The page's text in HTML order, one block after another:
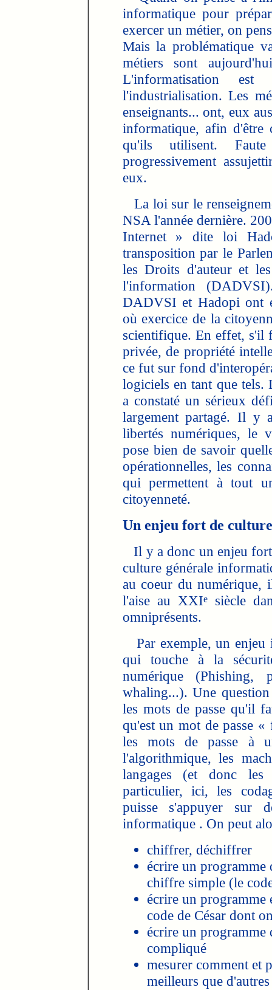
informatique pour
exercer un métier, on
Mais la problématique
métiers sont
L'informatisation
l'industrialisation. Les
enseignants... ont, eux
informatique, afin d'être
qu'ils utilisent.
progressivement
eux.
La loi sur le
NSA l'année dernière.
Internet » dite loi
transposition par le
les Droits d'auteur et
l'information
DADVSI et Hadopi ont
où exercice de la
scientifique. En effet, s'il
privée, de propriété
ce fut sur fond
logiciels en tant que tels.
a constaté un sérieux
largement partagé. Il y
libertés numériques, le
pose bien de savoir
opérationnelles, les
qui permettent à tout
citoyenneté.
Un enjeu fort de
Il y a donc un enjeu
culture générale
au coeur du numérique,
l'aise au XXIesiècle
omniprésents.
Par exemple, un enjeu
qui touche à la
numérique (Phishing,
whaling...). Une
les mots de passe qu'il
qu'est un mot de passe
les mots de passe à
l'algorithmique, les
langages (et donc
particulier, ici, les
puisse s'appuyer sur
informatique . On peut
chiffrer, déchiffrer
écrire un
chiffre simple (le
écrire un
code de César dont
écrire un
compliqué
mesurer comment et
meilleurs que d'autres